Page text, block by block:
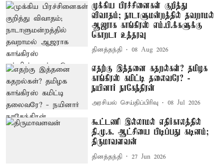
முக்கிய பிரச்சினைகள் குறித்து
விவாதம்; நாடாளுமன்றத்தில் தவறாமல்
ஆஜராக காங்கிரஸ் எம்.பி.க்களுக்கு
கொறடா உத்தரவு
தினத்தந்தி 08 Aug 2026
எதற்கு இத்தனை கதறல்கள்? தமிழக
காங்கிரஸ் கமிட்டி தலைவரே? -
நயினார் நாகேந்திரன்
அரசியல் செய்திப்பிரிவு 08 Jul 2026
கூட்டணி இல்லாமல் எதிர்காலத்தில்
தி.மு.க. ஆட்சியை பிடிப்பது கடினம்;
திருமாவளவன்
தினத்தந்தி 27 Jun 2026